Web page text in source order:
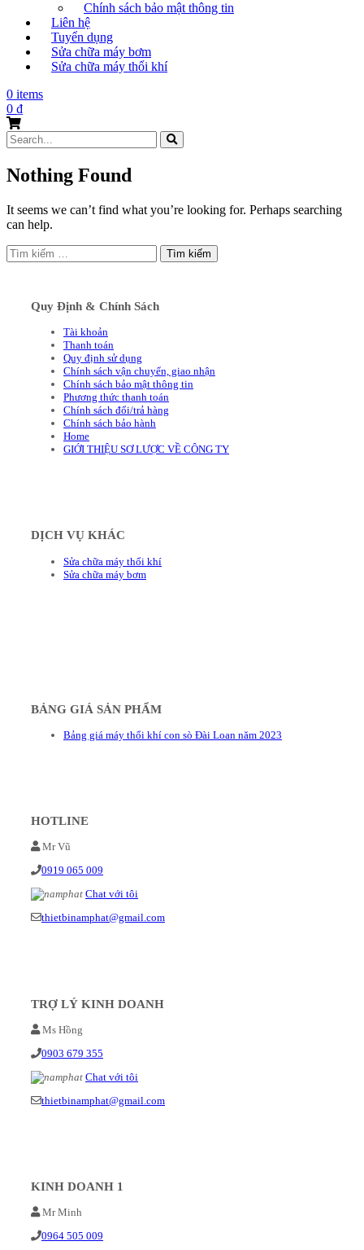
Chính sách bảo mật thông tin
Liên hệ
Tuyển dụng
Sửa chữa máy bơm
Sửa chữa máy thổi khí
0 items
0 ₫
Search
for:
Nothing Found
It seems we can’t find what you’re looking for. Perhaps searching
can help.
Tìm
kiếm
Quy Định & Chính Sách
Tài khoản
Thanh toán
Quy định sử dụng
Chính sách vận chuyển, giao nhận
Chính sách bảo mật thông tin
Phương thức thanh toán
Chính sách đổi/trả hàng
Chính sách bảo hành
Home
GIỚI THIỆU SƠ LƯỢC VỀ CÔNG TY
DỊCH VỤ KHÁC
Sửa chữa máy thổi khí
Sửa chữa máy bơm
BẢNG GIÁ SẢN PHẨM
Bảng giá máy thổi khí con sò Đài Loan năm 2023
HOTLINE
Mr Vũ
0919 065 009
Chat với tôi
thietbinamphat@gmail.com
TRỢ LÝ KINH DOANH
Ms Hồng
0903 679 355
Chat với tôi
thietbinamphat@gmail.com
KINH DOANH 1
Mr Minh
0964 505 009